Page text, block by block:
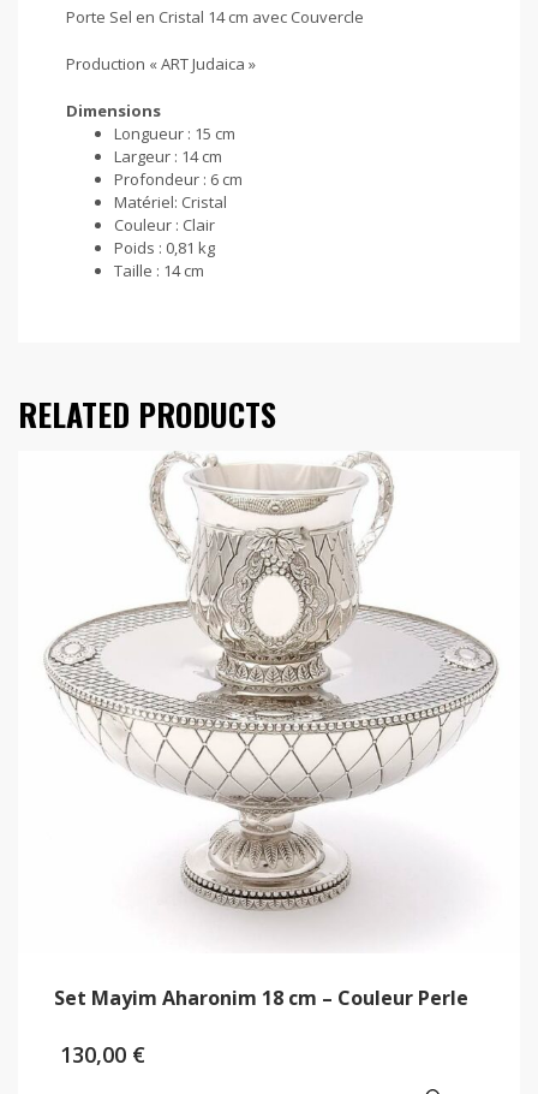
Porte Sel en Cristal 14 cm avec Couvercle
Production « ART Judaica »
Dimensions
Longueur : 15 cm
Largeur : 14 cm
Profondeur : 6 cm
Matériel: Cristal
Couleur : Clair
Poids : 0,81 kg
Taille : 14 cm
RELATED PRODUCTS
Set Mayim Aharonim 18 cm – Couleur Perle
130,00 €